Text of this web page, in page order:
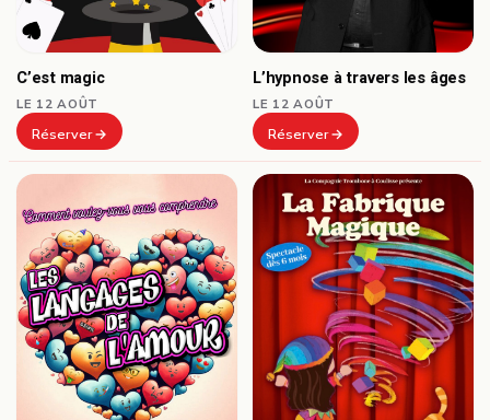
C’est magic
LE 12 AOÛT
Réserver
L’hypnose à travers les âges
LE 12 AOÛT
Réserver